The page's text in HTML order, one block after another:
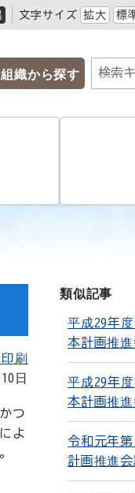
文字サイズ 拡大 標
組織から探す
刷
日
つ
よ
類似記事
平成29年
本計画推進
平成29年
本計画推進
令和元年
計画推進会